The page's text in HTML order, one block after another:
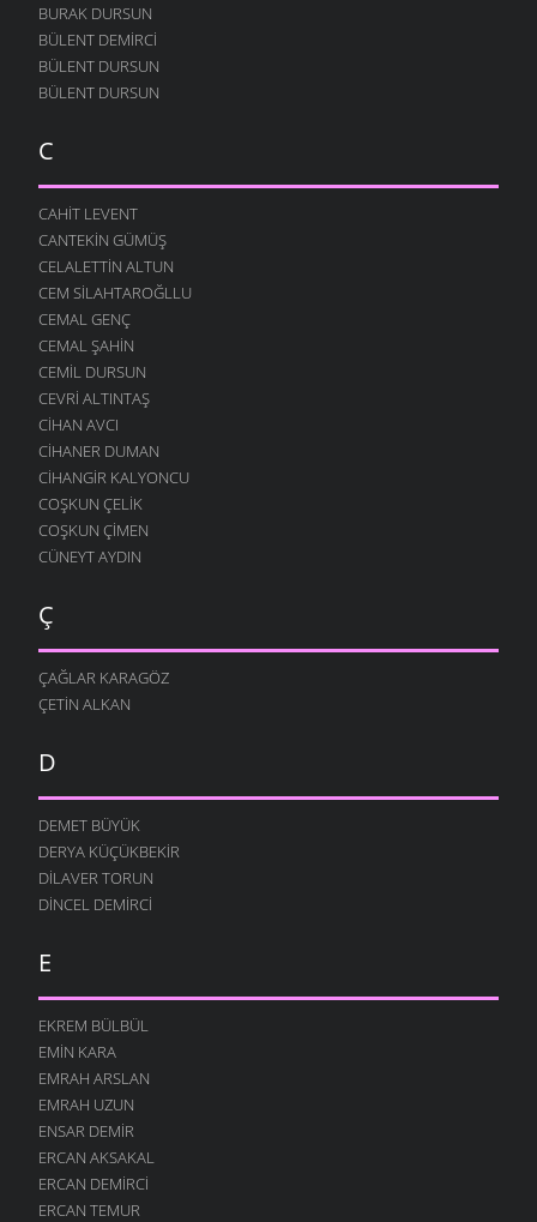
BURAK DURSUN
BÜLENT DEMIRCI
BÜLENT DURSUN
BÜLENT DURSUN
C
CAHIT LEVENT
CANTEKIN GÜMÜŞ
CELALETTIN ALTUN
CEM SILAHTAROĞLLU
CEMAL GENÇ
CEMAL ŞAHIN
CEMIL DURSUN
CEVRI ALTINTAŞ
CIHAN AVCI
CIHANER DUMAN
CIHANGIR KALYONCU
COŞKUN ÇELIK
COŞKUN ÇIMEN
CÜNEYT AYDIN
Ç
ÇAĞLAR KARAGÖZ
ÇETIN ALKAN
D
DEMET BÜYÜK
DERYA KÜÇÜKBEKIR
DILAVER TORUN
DINCEL DEMIRCI
E
EKREM BÜLBÜL
EMIN KARA
EMRAH ARSLAN
EMRAH UZUN
ENSAR DEMIR
ERCAN AKSAKAL
ERCAN DEMIRCI
ERCAN TEMUR